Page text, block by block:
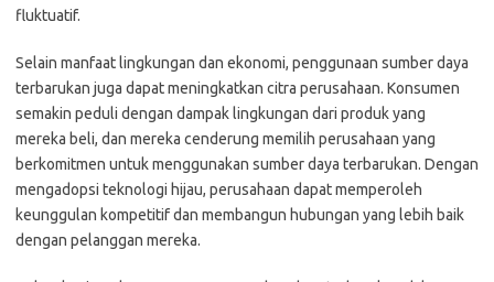
fluktuatif.
Selain manfaat lingkungan dan ekonomi, penggunaan sumber daya
terbarukan juga dapat meningkatkan citra perusahaan. Konsumen
semakin peduli dengan dampak lingkungan dari produk yang
mereka beli, dan mereka cenderung memilih perusahaan yang
berkomitmen untuk menggunakan sumber daya terbarukan. Dengan
mengadopsi teknologi hijau, perusahaan dapat memperoleh
keunggulan kompetitif dan membangun hubungan yang lebih baik
dengan pelanggan mereka.